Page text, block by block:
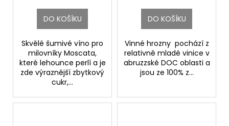
DO KOŠÍKU
Skvělé šumivé víno pro
milovníky Moscata,
které lehounce perlí a je
zde výraznější zbytkový
cukr,...
DO KOŠÍKU
Vinné hrozny pochází z
relativně mladé vinice v
abruzzské DOC oblasti a
jsou ze 100% z...